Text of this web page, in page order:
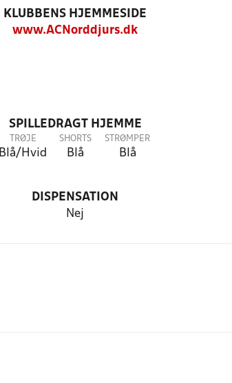
KLUBBENS HJEMMESIDE
www.ACNorddjurs.dk
SPILLEDRAGT HJEMME
TRØJE
Blå/Hvid
SHORTS
Blå
STRØMPER
Blå
DISPENSATION
Nej